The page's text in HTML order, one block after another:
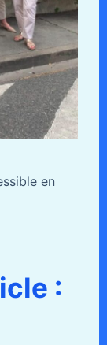
en
: